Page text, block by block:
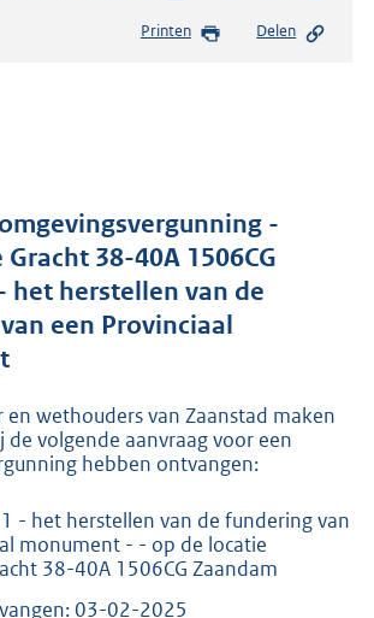
s
r
o
o
t
t
9
3
K
Printen Delen
-
38-40A 1506CG
het herstellen van de
een Provinciaal
en wethouders van Zaanstad maken
de volgende aanvraag voor een
hebben ontvangen:
- het herstellen van de fundering van
monument - - op de locatie
38-40A 1506CG Zaandam
03-02-2025